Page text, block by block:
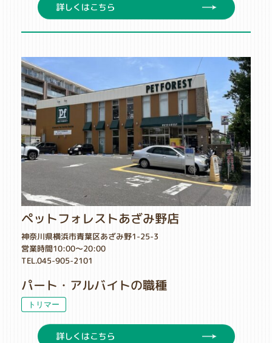
詳しくはこちら
ペットフォレストあざみ野店
神奈川県横浜市青葉区あざみ野1-25-3
営業時間10:00～20:00
TEL.045-905-2101
パート・アルバイトの職種
トリマー
詳しくはこちら